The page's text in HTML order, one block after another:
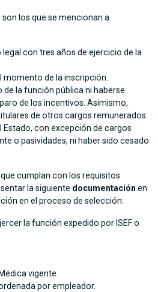
son los que se mencionan a
con tres años de ejercicio de la
momento de la inscripción.
de la función pública ni haberse
de los incentivos. Asimismo,
de otros cargos remunerados
con excepción de cargos
o pasividades, ni haber sido cesado
cumplan con los requisitos
la siguiente documentación en
en el proceso de selección:
la función expedido por ISEF o
vigente.
por empleador.